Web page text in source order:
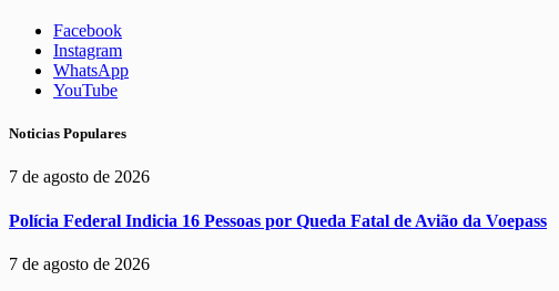
Facebook
Instagram
WhatsApp
YouTube
Noticias Populares
7 de agosto de 2026
Polícia Federal Indicia 16 Pessoas por Queda Fatal de Avião da Voepass
7 de agosto de 2026